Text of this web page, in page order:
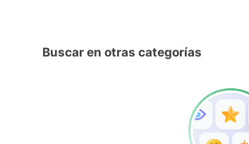
Buscar en otras categorías